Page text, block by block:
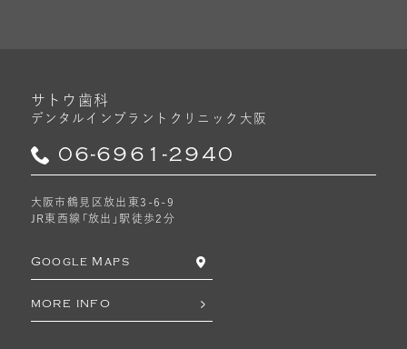
サトウ歯科
デンタルインプラントクリニック 大阪
06-6961-2940
大阪市鶴見区放出東3-6-9
JR東西線「放出」駅徒歩2分
Google Maps
MORE INFO